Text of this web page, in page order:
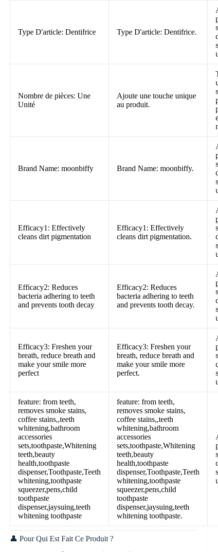
Type D'article: Dentifrice Type D'article: Dentifrice.
Nombre de pièces: Une
Unité
Ajoute une touche unique
au produit.
Brand Name: moonbiffy Brand Name: moonbiffy.
Efficacy1: Effectively
cleans dirt pigmentation
Efficacy1: Effectively
cleans dirt pigmentation.
Efficacy2: Reduces
bacteria adhering to teeth
and prevents tooth decay
Efficacy2: Reduces
bacteria adhering to teeth
and prevents tooth decay.
Efficacy3: Freshen your
breath, reduce breath and
make your smile more
perfect
Efficacy3: Freshen your
breath, reduce breath and
make your smile more
perfect.
feature: from teeth,
removes smoke stains,
coffee stains,,teeth
whitening,bathroom
accessories
sets,toothpaste,Whitening
teeth,beauty
health,toothpaste
dispenser,Toothpaste,Teeth
whitening,toothpaste
squeezer,pens,child
toothpaste
dispenser,jaysuing,teeth
whitening toothpaste
feature: from teeth,
removes smoke stains,
coffee stains,,teeth
whitening,bathroom
accessories
sets,toothpaste,Whitening
teeth,beauty
health,toothpaste
dispenser,Toothpaste,Teeth
whitening,toothpaste
squeezer,pens,child
toothpaste
dispenser,jaysuing,teeth
whitening toothpaste.
👤 Pour Qui Est Fait Ce Produit ?